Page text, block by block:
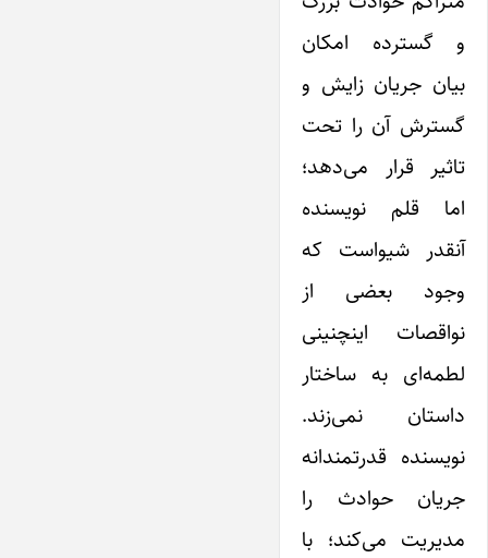
و گسترده امکان
بیان جریان زایش و
گسترش آن را تحت
تاثیر قرار می‌دهد؛
اما قلم نویسنده
آنقدر شیواست که
وجود بعضی از
نواقصات اینچنینی
لطمه‌ای به ساختار
داستان نمی‌زند.
نویسنده قدرتمندانه
جریان حوادث را
مدیریت می‌کند؛ با